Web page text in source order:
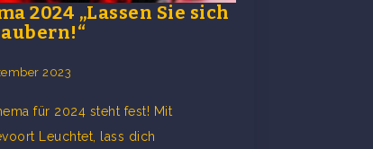
2024 „Lassen Sie sich
2023
für 2024 steht fest! Mit
Leuchtet, lass dich